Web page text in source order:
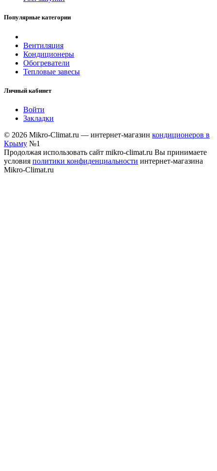
Популярные категории
Вентиляция
Кондиционеры
Обогреватели
Тепловые завесы
Личный кабинет
Войти
Закладки
© 2026 Mikro-Climat.ru — интернет-магазин кондиционеров в
Крыму №1
Продолжая использовать сайт mikro-climat.ru Вы принимаете
условия политики конфиденциальности интернет-магазина
Mikro-Climat.ru